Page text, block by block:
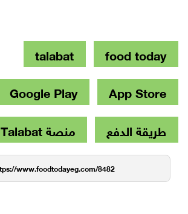
food today
talabat
App Store
Google Play
طريقة الدفع
منصة Talabat